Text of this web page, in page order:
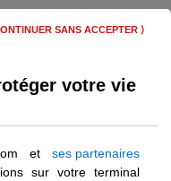
et
votre vie
et ses partenaires
sur votre terminal
SANS ACCEPTER ⟩